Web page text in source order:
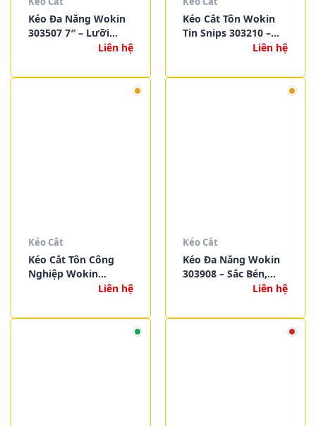
Kéo Đa Năng Wokin
303507 7″ – Lưỡi
Inox Sắc Bén, Bền Bỉ,
Đình & Văn Phòng
Liên hệ
Kéo Cắt Tôn Wokin
Tin Snips 303210 –
303212 | Lưỡi Thép
Bền Bỉ, Cắt Kim Loại
Liên hệ
Kéo Cắt
Kéo Cắt Tôn Công
Nghiệp Wokin
303010 – Tinman’s
Cứng, Cắt Kim Loại
Liên hệ
Kéo Cắt
Kéo Đa Năng Wokin
303908 – Sắc Bén,
Bền Bỉ, Ứng Dụng
& Công Việc DIY
Liên hệ